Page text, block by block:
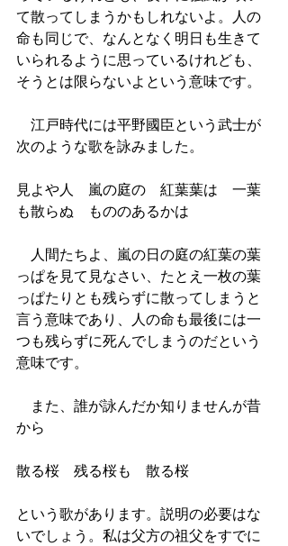
て散ってしまうかもしれないよ。人の
命も同じで、なんとなく明日も生きて
いられるように思っているけれども、
そうとは限らないよという意味です。
江戸時代には平野國臣という武士が
次のような歌を詠みました。
見よや人　嵐の庭の　紅葉葉は　一葉
も散らぬ　もののあるかは
人間たちよ、嵐の日の庭の紅葉の葉
っぱを見て見なさい、たとえ一枚の葉
っぱたりとも残らずに散ってしまうと
言う意味であり、人の命も最後には一
つも残らずに死んでしまうのだという
意味です。
また、誰が詠んだか知りませんが昔
から
散る桜　残る桜も　散る桜
という歌があります。説明の必要はな
いでしょう。私は父方の祖父をすでに